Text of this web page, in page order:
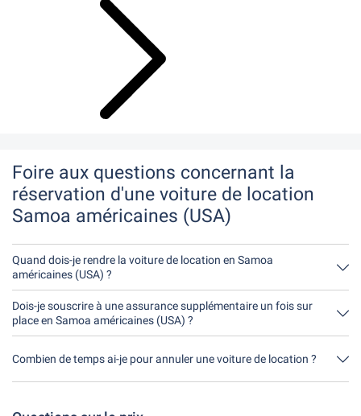
Foire aux questions concernant la
réservation d'une voiture de location
Samoa américaines (USA)
Quand dois-je rendre la voiture de location en Samoa
américaines (USA) ?
En principe, tu peux rendre la voiture de location à n'importe quel
moment de la journée. Il est seulement important que tu ne
rendes pas la voiture de location plus tard que le délai indiqué
lors de la réservation.
Dois-je souscrire à une assurance supplémentaire un fois sur
place en Samoa américaines (USA) ?
Réserve de préférence l'assurance casco complète sans franchise
une autre assurance sur place.
Combien de temps ai-je pour annuler une voiture de location ?
Tu as jusqu'à 24 heures avant la location pour annuler, pendant